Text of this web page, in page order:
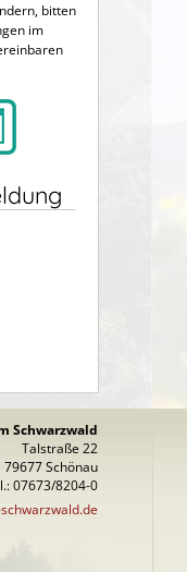
bitten
im
Schwarzwald
Talstraße 22
79677 Schönau
07673/8204-0